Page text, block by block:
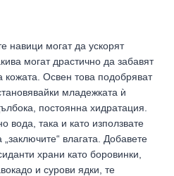
навици могат да ускорят
могат драстично да забавят
кожата. Освен това подобряват
младежката ѝ
постоянна хидратация.
вода, така и като използвате
влагата. Добавете
храни като боровинки,
и сурови ядки, те